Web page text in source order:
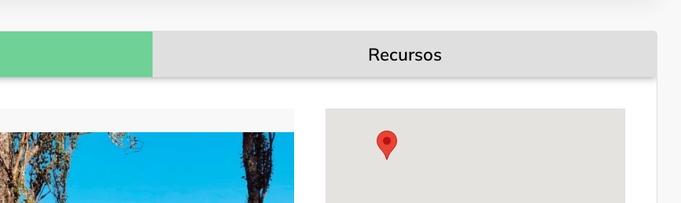
conservación tradicional
Leyendas del camino
Recursos